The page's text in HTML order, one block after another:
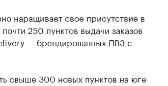
наращивает свое присутствие в
250 пунктов выдачи заказов
— брендированных ПВЗ с
свыше 300 новых пунктов на юге